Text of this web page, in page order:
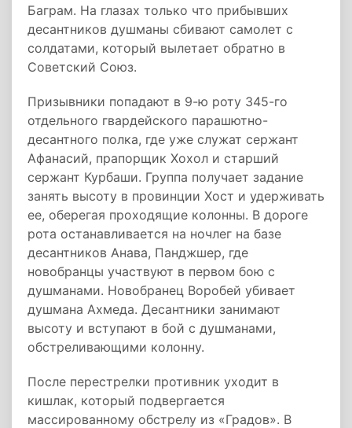
Баграм. На глазах только что прибывших
десантников душманы сбивают самолет с
солдатами, который вылетает обратно в
Советский Союз.
Призывники попадают в 9-ю роту 345-го
отдельного гвардейского парашютно-
десантного полка, где уже служат сержант
Афанасий, прапорщик Хохол и старший
сержант Курбаши. Группа получает задание
занять высоту в провинции Хост и удерживать
ее, оберегая проходящие колонны. В дороге
рота останавливается на ночлег на базе
десантников Анава, Панджшер, где
новобранцы участвуют в первом бою с
душманами. Новобранец Воробей убивает
душмана Ахмеда. Десантники занимают
высоту и вступают в бой с душманами,
обстреливающими колонну.
После перестрелки противник уходит в
кишлак, который подвергается
массированному обстрелу из «Градов». В